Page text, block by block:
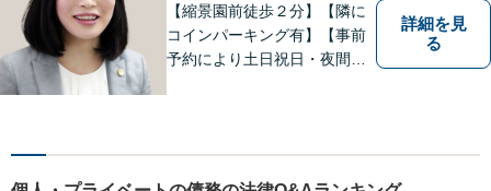
【縮景園前徒歩２分】【隣に
コインパーキング有】【事前
予約により土日祝日・夜間の
務、交通事故、相続・遺言・
後見、離婚問題、刑事事件な
詳細を見
る